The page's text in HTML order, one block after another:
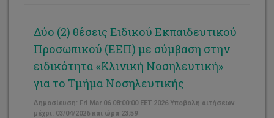
Δύο (2) θέσεις Ειδικού Εκπαιδευτικού
Προσωπικού (ΕΕΠ) με σύμβαση στην
ειδικότητα «Κλινική Νοσηλευτική»
για το Τμήμα Νοσηλευτικής
Δημοσίευση: Fri Mar 06 08:00:00 EET 2026 Υποβολή αιτήσεων
μέχρι: 03/04/2026 και ώρα 23:59